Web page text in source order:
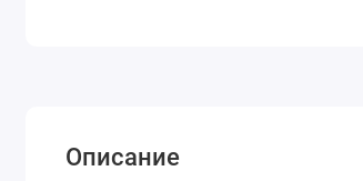
Описание